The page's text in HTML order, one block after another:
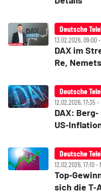
Deutsche
13.02.2026, 09:00
DAX im
Re,
Deutsche
12.02.2026, 17:35
DAX:
Deutsche
12.02.2026, 17:10
sich die